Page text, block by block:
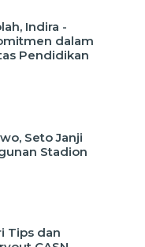
Indira -
dalam
Pendidikan
Seto Janji
Stadion
Tips dan